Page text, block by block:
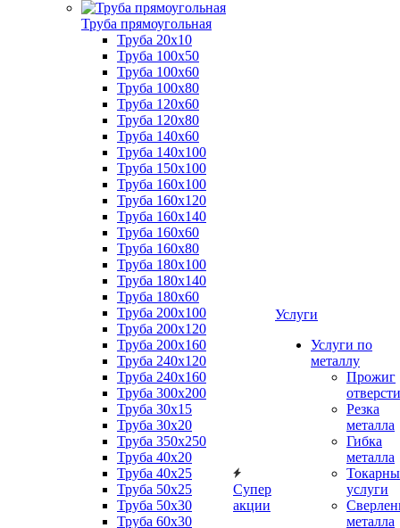
Труба прямоугольная
Труба 20x10
Труба 100x50
Труба 100x60
Труба 100x80
Труба 120x60
Труба 120x80
Труба 140x60
Труба 140x100
Труба 150x100
Труба 160x100
Труба 160x120
Труба 160x140
Труба 160x60
Труба 160x80
Труба 180x100
Труба 180x140
Труба 180x60
Труба 200x100
Труба 200x120
Труба 200x160
Труба 240x120
Труба 240x160
Труба 300x200
Труба 30x15
Труба 30x20
Труба 350x250
Труба 40x20
Труба 40x25
Труба 50x25
Труба 50x30
Труба 60x30
Супер
акции
Услуги
Услуги по
металлу
Прожиг
Резка
металла
Гибка
металла
услуги
металла